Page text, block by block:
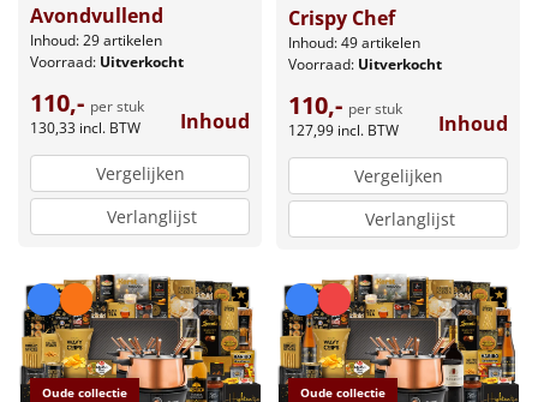
Avondvullend
Inhoud: 29 artikelen
Voorraad: Uitverkocht
110,- per stuk
130,33 incl. BTW Inhoud
Vergelijken
Verlanglijst
Crispy Chef
Inhoud: 49 artikelen
Voorraad: Uitverkocht
110,- per stuk
127,99 incl. BTW Inhoud
Vergelijken
Verlanglijst
Oude collectie Oude collectie